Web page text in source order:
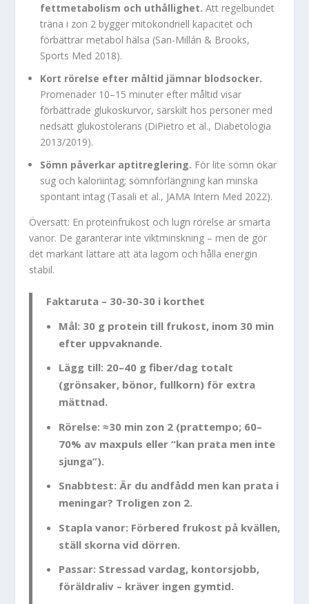
fettmetabolism och uthållighet. Att regelbundet
träna i zon 2 bygger mitokondriell kapacitet och
förbättrar metabol hälsa (San-Millán & Brooks,
Sports Med 2018).
Kort rörelse efter måltid jämnar blodsocker.
Promenader 10–15 minuter efter måltid visar
förbättrade glukoskurvor, särskilt hos personer med
nedsatt glukostolerans (DiPietro et al., Diabetologia
2013/2019).
Sömn påverkar aptitreglering. För lite sömn ökar
sug och kaloriintag; sömnförlängning kan minska
spontant intag (Tasali et al., JAMA Intern Med 2022).
Översatt: En proteinfrukost och lugn rörelse är smarta
vanor. De garanterar inte viktminskning – men de gör
det markant lättare att äta lagom och hålla energin
stabil.
Faktaruta – 30-30-30 i korthet
Mål: 30 g proteintill frukost, inom 30 min
efter uppvaknande.
Lägg till: 20–40 g fiber/dagtotalt
(grönsaker, bönor, fullkorn) för extra
mättnad.
Rörelse: ≈30 min zon 2(prattempo; 60–
70% av maxpuls eller “kan prata men inte
sjunga”).
Snabbtest: Är du andfådd men kan prata i
meningar? Troligen zon 2.
Stapla vanor: Förbered frukost på kvällen,
ställ skorna vid dörren.
Passar: Stressad vardag, kontorsjobb,
föräldraliv – kräver ingen gymtid.